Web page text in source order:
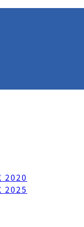
2020
2025